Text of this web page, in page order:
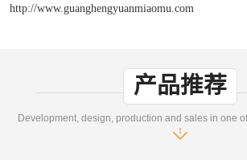
http://www.guanghengyuanmiaomu.com
产品推荐